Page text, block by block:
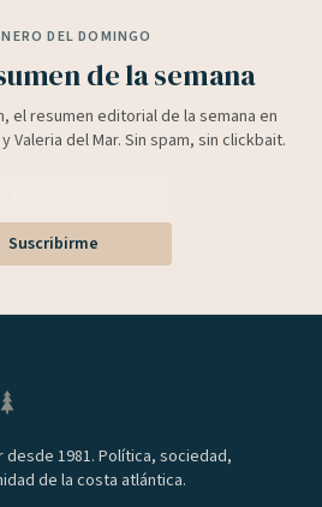
DEL DOMINGO
de la semana
el resumen editorial de la semana en
Valeria del Mar. Sin spam, sin clickbait.
Suscribirme
desde 1981. Política, sociedad,
de la costa atlántica.